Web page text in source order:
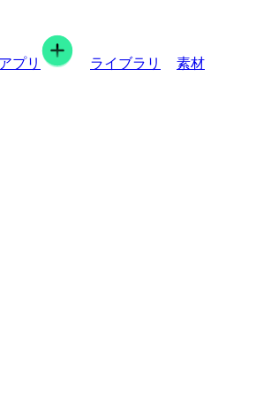
プリ ライブラリ 素材